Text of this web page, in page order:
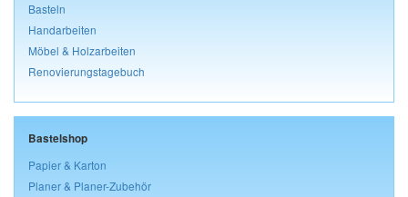
Basteln
Handarbeiten
Möbel & Holzarbeiten
Renovierungstagebuch
Bastelshop
Papier & Karton
Planer & Planer-Zubehör